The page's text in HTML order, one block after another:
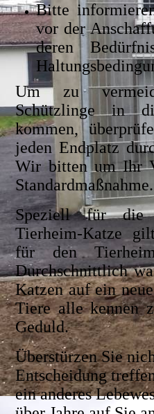
Bitte
vor der
deren
Um zu
Schützlinge in
kommen,
jeden Endplatz
Wir bitten um Ihr
Standardmaßnahme.
Speziell für die
Tierheim-Katze
für den
Durchschnittlich
Katzen auf ein
Tiere alle kennen
Geduld.
Überstürzen Sie
Entscheidung
ein anderes